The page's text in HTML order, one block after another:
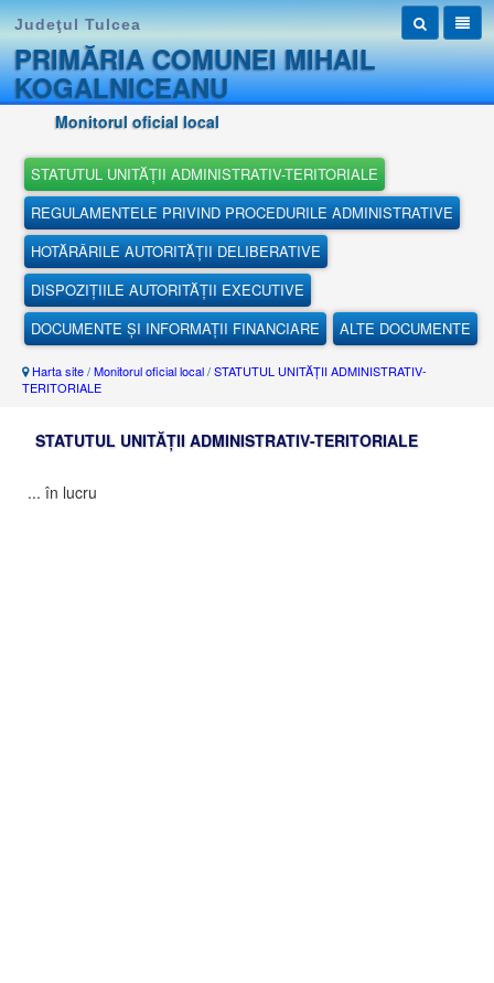
Judeţul Tulcea
PRIMĂRIA COMUNEI MIHAIL
KOGALNICEANU
Monitorul oficial local
STATUTUL UNITĂȚII ADMINISTRATIV-TERITORIALE
REGULAMENTELE PRIVIND PROCEDURILE ADMINISTRATIVE
HOTĂRÂRILE AUTORITĂȚII DELIBERATIVE
DISPOZIȚIILE AUTORITĂȚII EXECUTIVE
DOCUMENTE ȘI INFORMAȚII FINANCIARE
ALTE DOCUMENTE
Harta site/Monitorul oficial local/STATUTUL UNITĂȚII ADMINISTRATIV-
TERITORIALE
STATUTUL UNITĂȚII ADMINISTRATIV-TERITORIALE
... în lucru